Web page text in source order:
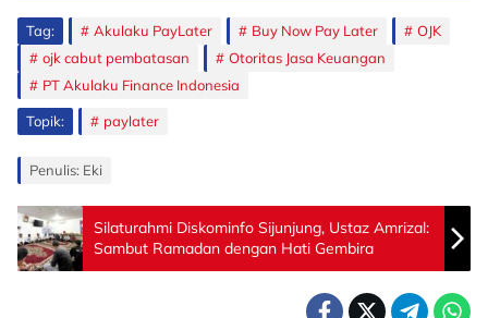
Tag: Akulaku PayLater Buy Now Pay Later
OJK
ojk cabut pembatasan
Otoritas Jasa Keuangan
PT Akulaku Finance Indonesia
Topik: paylater
Penulis: Eki
Silaturahmi Diskominfo Sijunjung, Ustaz Amrizal:
Sambut Ramadan dengan Hati Gembira